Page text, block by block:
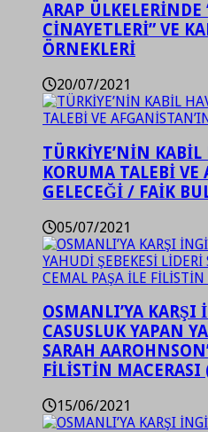
ARAP ÜLKELERİNDE
CİNAYETLERİ” VE
ÖRNEKLERİ
20/07/2021
TÜRKİYE’NİN
KORUMA TALEBİ VE
GELECEĞİ / FAİK
05/07/2021
OSMANLI’YA KARŞI
CASUSLUK YAPAN
SARAH
FİLİSTİN
15/06/2021